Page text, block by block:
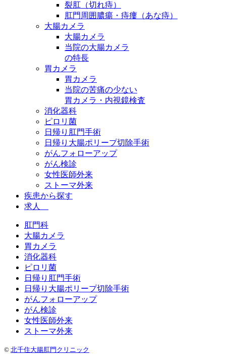
裂肛（切れ痔）
肛門周囲膿瘍・痔瘻（あな痔）
大腸カメラ
大腸カメラ
当院の大腸カメラ
の特長
胃カメラ
胃カメラ
当院の苦痛の少ない
胃カメラ・内視鏡検査
消化器科
ピロリ菌
日帰り肛門手術
日帰り大腸ポリープ切除手術
がんフォローアップ
がん検診
女性医師外来
ストーマ外来
疾患から探す
求人
肛門科
大腸カメラ
胃カメラ
消化器科
ピロリ菌
日帰り肛門手術
日帰り大腸ポリープ切除手術
がんフォローアップ
がん検診
女性医師外来
ストーマ外来
© 北千住大腸肛門クリニック